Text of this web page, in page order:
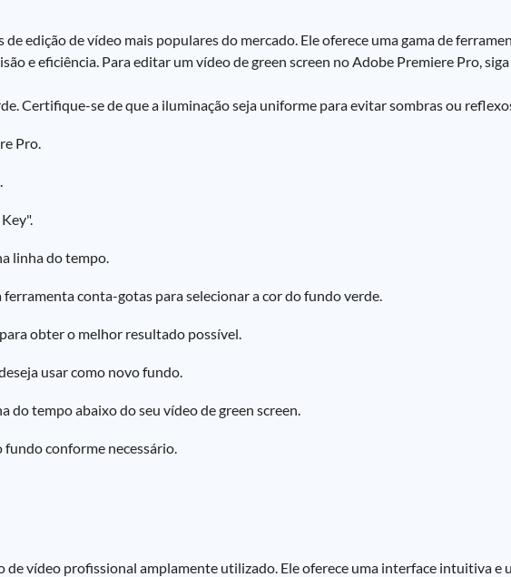
edição de vídeo mais populares do mercado. Ele oferece uma gama de
e eficiência. Para editar um vídeo de green screen no Adobe Premiere Pro,
Certifique-se de que a iluminação seja uniforme para evitar sombras ou
Pro.
linha do tempo.
conta-gotas para selecionar a cor do fundo verde.
obter o melhor resultado possível.
usar como novo fundo.
do tempo abaixo do seu vídeo de green screen.
conforme necessário.
vídeo profissional amplamente utilizado. Ele oferece uma interface intuitiva e